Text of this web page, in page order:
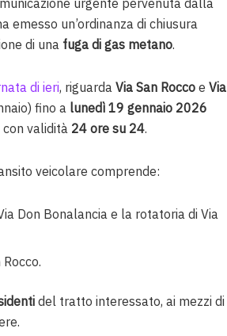
emesso un’ordinanza di chiusura
di una fuga di gas metano.
di ieri, riguarda Via San Rocco e Via
fino a lunedì 19 gennaio 2026
validità 24 ore su 24.
veicolare comprende:
Don Bonalancia e la rotatoria di Via
del tratto interessato, ai mezzi di
.